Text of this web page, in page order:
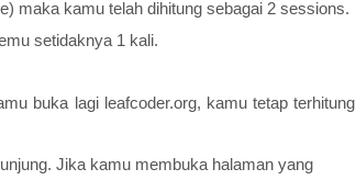
maka kamu telah dihitung sebagai 2 sessions.
setidaknya 1 kali.
buka lagi leafcoder.org, kamu tetap terhitung
Jika kamu membuka halaman yang